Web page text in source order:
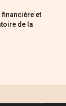
financière et
de la